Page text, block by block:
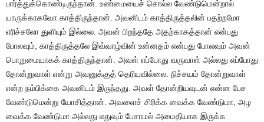
பார்த்துக்கொண்டிருந்தான். உண்மையைச் சொல்ல வேண்டுமென்றால்
யாருக்காகவோ காத்திருந்தான். அவனிடம் காத்திருத்தலின் பதற்றமோ
எரிச்சலோ துளியும் இல்லை. அவன் பிறந்ததே அதற்காகத்தான் என்பது
போலவும், காத்திருத்தலே இவ்வாழ்வின் உன்னதம் என்பது போலவும் அவன்
பொறுமையாகக் காத்திருந்தான். அவள் எப்போது வருவாள் அல்லது எப்போது
தோன்றுவாள் என்று அவனுக்குத் தெரியவில்லை. நிச்சயம் தோன்றுவாள்
என்ற நம்பிக்கை அவனிடம் இருந்தது. அவள் தோன்றியவுடன் என்ன பேச
வேண்டுமென்று யோசித்தான். அவளைச் சிரிக்க வைக்க வேண்டுமா, அழ
வைக்க வேண்டுமா அல்லது எதுவும் பேசாமல் அமைதியாக இருக்க